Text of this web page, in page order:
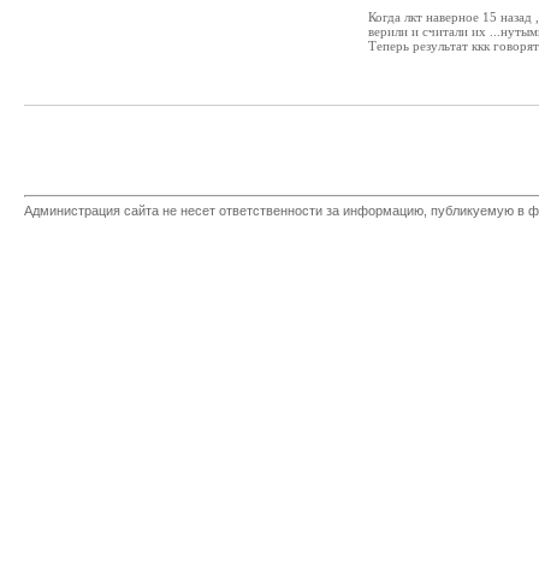
Когда лкт наверное 15
верили и считали их
Теперь результат ккк
Администрация сайта не несет ответственности за информацию, публикуемую